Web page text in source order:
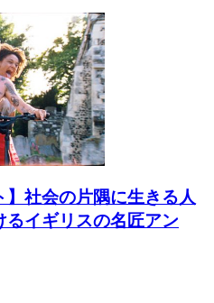
】社会の片隅に生きる人
るイギリスの名匠アン